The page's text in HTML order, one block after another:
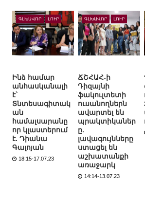
ԳԼԽԱՎՈՐ ԼՈՒՐ
Ինձ համար
անհասկանալի
է`
Տնտեսագիտակ
ան
համալսարանը
որ կլաստերում
է. Դիանա
Գալոյան
18:15-17.07.23
ԳԼԽԱՎՈՐ ԼՈՒՐ
ՃՇՀԱՀ-ի
Դիզայնի
ֆակուլտետի
ուսանողներն
ավարտել են
պրակտիկաներ
ը.
լավագույնները
ստացել են
աշխատանքի
առաջարկ
14:14-13.07.23